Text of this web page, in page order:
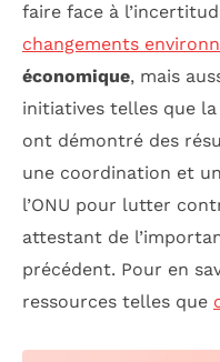
faire face à
changements
économique, mais
initiatives telles que la
ont démontré des
une coordination et
l’ONU pour lutter
attestant de
précédent. Pour en
ressources telles que